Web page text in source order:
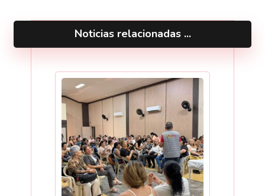
Noticias relacionadas ...